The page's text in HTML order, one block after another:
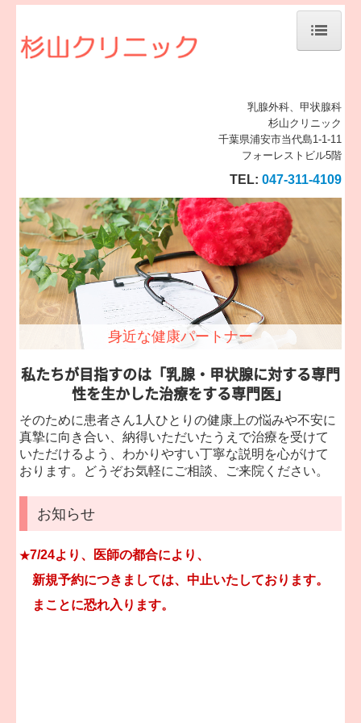
個人情報保護方針・施設基準等
乳腺外科、甲状腺科
杉山クリニック
千葉県浦安市当代島1-1-11
フォーレストビル5階
TEL: 047-311-4109
身近な健康パートナー
私たちが目指すのは「乳腺・甲状腺に対する専門
性を生かした治療をする専門医」
そのために患者さん1人ひとりの健康上の悩みや不安に
真摯に向き合い、納得いただいたうえで治療を受けて
いただけるよう、わかりやすい丁寧な説明を心がけて
おります。どうぞお気軽にご相談、ご来院ください。
お知らせ
★7/24より、医師の都合により、
新規予約につきましては、中止いたしております。
まことに恐れ入ります。